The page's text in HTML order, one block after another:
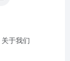
关于我们